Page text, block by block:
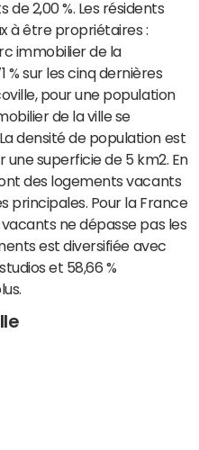
2,00 %. Les résidents
à être propriétaires :
immobilier de la
% sur les cinq dernières
pour une population
de la ville se
densité de population est
une superficie de 5 km2. En
des logements vacants
principales. Pour la France
ne dépasse pas les
est diversifiée avec
et 58,66 %